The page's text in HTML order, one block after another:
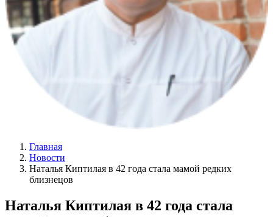
Главная
Новости
Наталья Киптилая в 42 года стала мамой редких
близнецов
Наталья Киптилая в 42 года стала